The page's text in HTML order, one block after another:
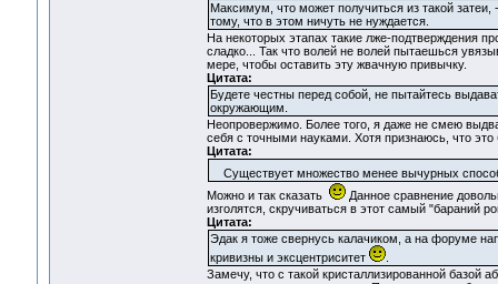
Максимум, что может получиться из такой
тому, что в этом ничуть не нуждается.
На некоторых этапах такие лже-подтверждения
сладко... Так что волей не волей пытаешься
мере, чтобы оставить эту жвачную привычку.
Цитата:
Будете честны перед собой, не пытайтесь
окружающим.
Неопровержимо. Более того, я даже не смею
себя с точными науками. Хотя признаюсь, что
Цитата:
Существует множество менее вычурных
Можно и так сказать
Данное сравнение
изголятся, скручиваться в этот самый "бараний
Цитата:
Эдак я тоже свернусь калачиком, а на форуме
кривизны и эксцентриситет
.
Замечу, что с такой кристаллизированной базой